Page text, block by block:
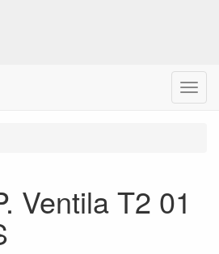
Menu
Ventila T2 01